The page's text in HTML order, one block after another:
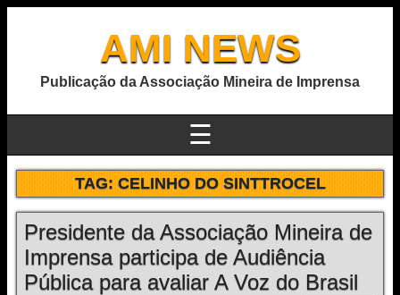
AMI NEWS
Publicação da Associação Mineira de Imprensa
☰
TAG:CELINHO DO SINTTROCEL
Presidente da Associação Mineira de
Imprensa participa de Audiência
Pública para avaliar A Voz do Brasil